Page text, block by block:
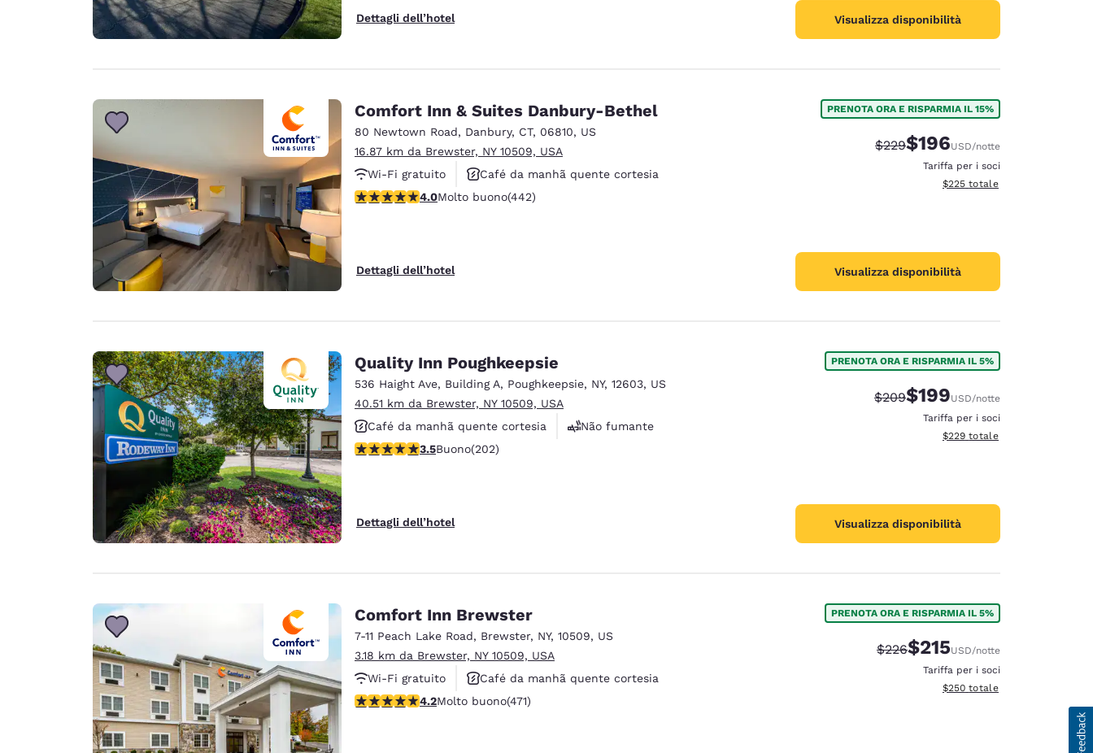
Dettagli dell’hotel Visualizza disponibilità
Comfort Inn & Suites Danbury-Bethel
80 Newtown Road, Danbury, CT, 06810, US
16.87 km da Brewster, NY 10509, USA
Wi-Fi gratuito
Café da manhã quente cortesia
Aceita animais de estimação
Valutazione di 4.03 stelle. Molto buono. 442 recensioni
4.0Molto buono(442)
Dettagli dell’hotel
PRENOTA ORA E RISPARMIA IL 15%
Tariffa di barratura:
$229Tariffa scontata:
$196USD/notte
Tariffa per i soci
Visualizza i dettagli totali
$225 totale
Visualizza disponibilità
Quality Inn Poughkeepsie
536 Haight Ave, Building A, Poughkeepsie, NY, 12603, US
40.51 km da Brewster, NY 10509, USA
Café da manhã quente cortesia
Não fumante
Academia de ginástica
Valutazione di 3.47 stelle. Buono. 202 recensioni
3.5Buono(202)
Dettagli dell’hotel
PRENOTA ORA E RISPARMIA IL 5%
Tariffa di barratura:
$209Tariffa scontata:
$199USD/notte
Tariffa per i soci
Visualizza i dettagli totali
$229 totale
Visualizza disponibilità
Comfort Inn Brewster
7-11 Peach Lake Road, Brewster, NY, 10509, US
3.18 km da Brewster, NY 10509, USA
Wi-Fi gratuito
Café da manhã quente cortesia
Não fumante
Valutazione di 4.16 stelle. Molto buono. 471 recensioni
4.2Molto buono(471)
PRENOTA ORA E RISPARMIA IL 5%
Tariffa di barratura:
$226Tariffa scontata:
$215USD/notte
Tariffa per i soci
Visualizza i dettagli totali
$250 totale